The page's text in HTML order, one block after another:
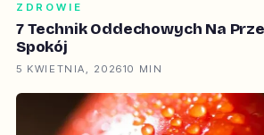
ZDROWIE
7 Technik Oddechowych Na
Spokój
5 KWIETNIA, 202610 MIN